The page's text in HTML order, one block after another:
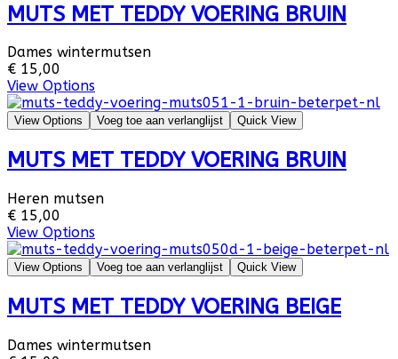
MUTS MET TEDDY VOERING BRUIN
Dames wintermutsen
€ 15,00
View Options
View Options Voeg toe aan verlanglijst Quick View
MUTS MET TEDDY VOERING BRUIN
Heren mutsen
€ 15,00
View Options
View Options Voeg toe aan verlanglijst Quick View
MUTS MET TEDDY VOERING BEIGE
Dames wintermutsen